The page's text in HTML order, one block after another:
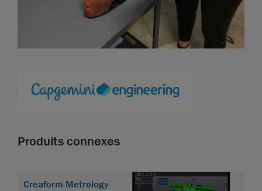
Produits connexes
Creaform Metrology